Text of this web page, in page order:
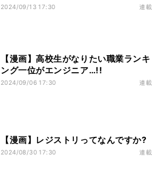
2024/09/13 17:30 連載
【漫画】高校生がなりたい職業ランキ
ング一位がエンジニア…!!
2024/09/06 17:30 連載
【漫画】レジストリってなんですか?
2024/08/30 17:30 連載